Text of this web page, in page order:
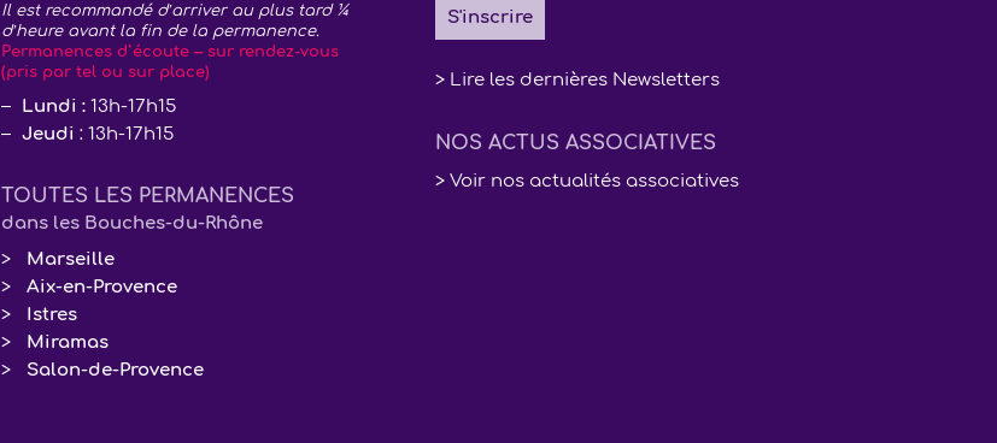
Il est recommandé d’arriver au plus tard ¼
d’heure avant la fin de la permanence.
Permanences d’écoute – sur rendez-vous
(pris par tel ou sur place)
Lundi :13h-17h15
Jeudi : 13h-17h15
TOUTES LES PERMANENCES
dans les Bouches-du-Rhône
Marseille
Aix-en-Provence
Istres
Miramas
Salon-de-Provence
S'inscrire
> Lire les dernières Newsletters
NOS ACTUS ASSOCIATIVES
> Voir nos actualités associatives